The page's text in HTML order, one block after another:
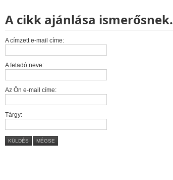
A cikk ajánlása ismerősnek.
A címzett e-mail címe:
A feladó neve:
Az Ön e-mail címe:
Tárgy:
KÜLDÉS MÉGSE